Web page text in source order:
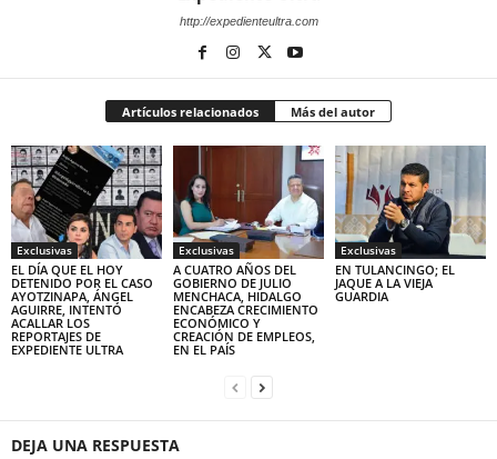
http://expedienteultra.com
Artículos relacionados Más del autor
Exclusivas
EL DÍA QUE EL HOY
DETENIDO POR EL CASO
AYOTZINAPA, ÁNGEL
AGUIRRE, INTENTÓ
ACALLAR LOS
REPORTAJES DE
EXPEDIENTE ULTRA
Exclusivas
A CUATRO AÑOS DEL
GOBIERNO DE JULIO
MENCHACA, HIDALGO
ENCABEZA CRECIMIENTO
ECONÓMICO Y
CREACIÓN DE EMPLEOS,
EN EL PAÍS
Exclusivas
EN TULANCINGO; EL
JAQUE A LA VIEJA
GUARDIA
DEJA UNA RESPUESTA